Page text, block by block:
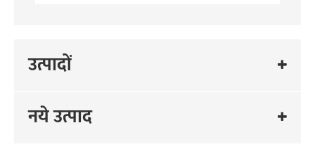
उत्पादों
नये उत्पाद